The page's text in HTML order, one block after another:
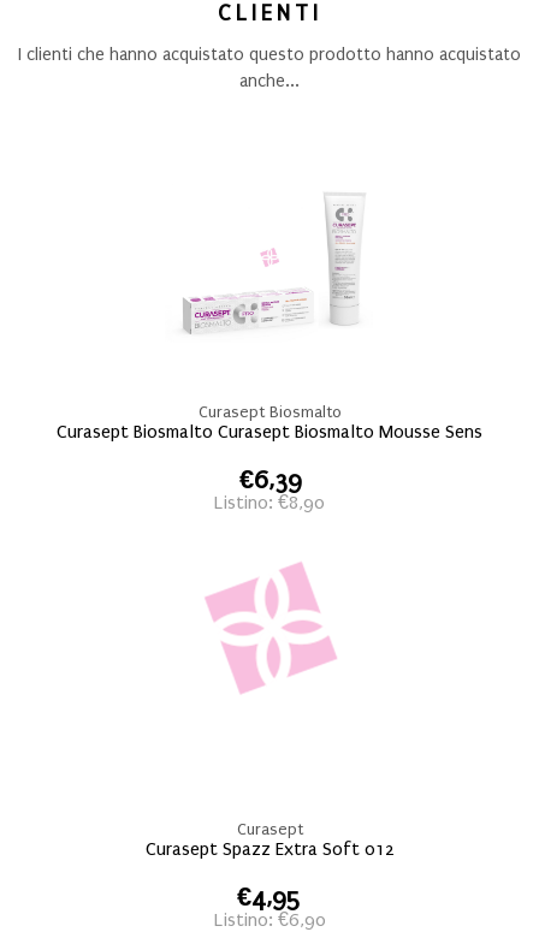
CLIENTI
I clienti che hanno acquistato questo prodotto hanno acquistato
anche...
Curasept Biosmalto
Curasept Biosmalto Curasept Biosmalto Mousse Sens
€6,39
Listino: €8,90
Curasept
Curasept Spazz Extra Soft 012
€4,95
Listino: €6,90